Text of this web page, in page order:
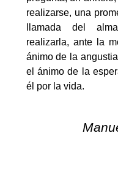
realizarse, una
llamada del
realizarla, ante la
ánimo de la
el ánimo de la
él por la vida.